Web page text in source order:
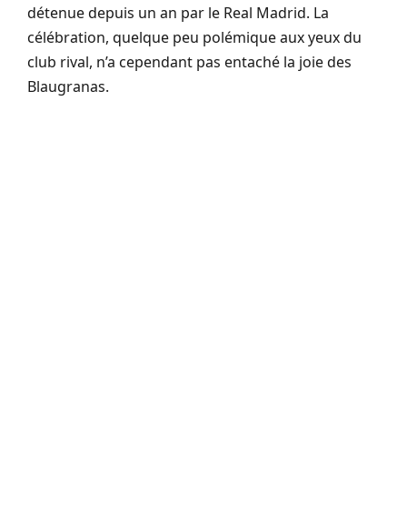
détenue depuis un an par le Real Madrid. La
célébration, quelque peu polémique aux yeux du
club rival, n’a cependant pas entaché la joie des
Blaugranas.